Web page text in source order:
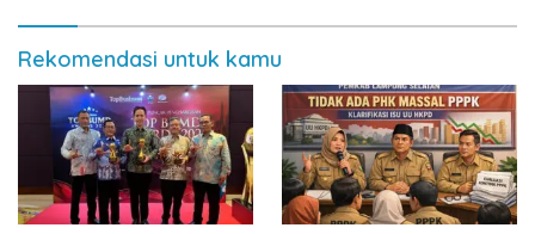
Rekomendasi untuk kamu